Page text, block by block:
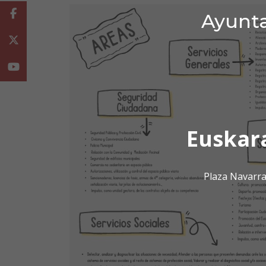
Plaza
Facebook
Youtube